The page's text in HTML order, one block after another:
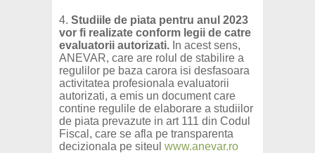
4. Studiile de piata pentru anul 2023
vor fi realizate conform legii de catre
evaluatorii autorizati. In acest sens,
ANEVAR, care are rolul de stabilire a
regulilor pe baza carora isi desfasoara
activitatea profesionala evaluatorii
autorizati, a emis un document care
contine regulile de elaborare a studiilor
de piata prevazute in art 111 din Codul
Fiscal, care se afla pe transparenta
decizionala pe siteul www.anevar.ro